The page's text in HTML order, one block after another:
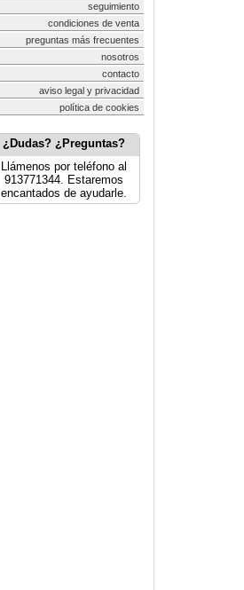
seguimiento
condiciones de venta
preguntas más frecuentes
nosotros
contacto
aviso legal y privacidad
política de cookies
¿Dudas? ¿Preguntas?
Llámenos por teléfono al
913771344. Estaremos
encantados de ayudarle.